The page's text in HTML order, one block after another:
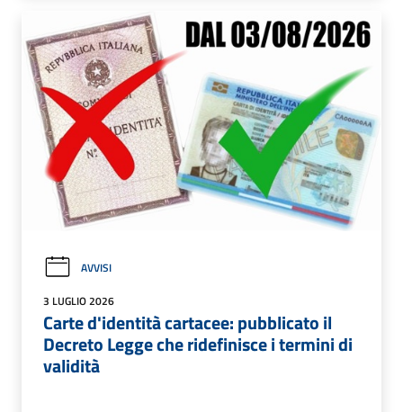
AVVISI
3 LUGLIO 2026
Carte d'identità cartacee: pubblicato il
Decreto Legge che ridefinisce i termini di
validità